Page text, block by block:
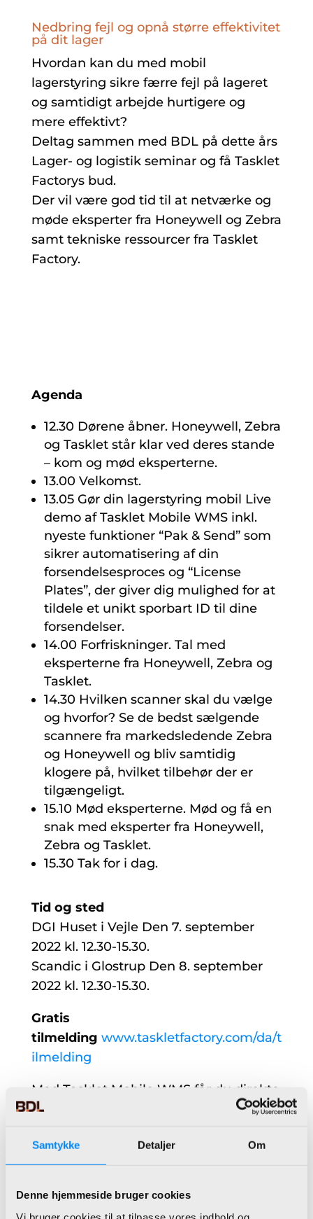
Samtykke Detaljer Om
Denne hjemmeside bruger cookies
Nedbring fejl og opnå større effektivitet
på dit lager
Hvordan kan du med mobil
lagerstyring sikre færre fejl på lageret
og samtidigt arbejde hurtigere og
mere effektivt?
Deltag sammen med BDL på dette års
Lager- og logistik seminar og få Tasklet
Factorys bud.
Der vil være god tid til at netværke og
møde eksperter fra Honeywell og Zebra
samt tekniske ressourcer fra Tasklet
Factory.
Agenda
12.30 Dørene åbner. Honeywell, Zebra
og Tasklet står klar ved deres stande
– kom og mød eksperterne.
13.00 Velkomst.
13.05 Gør din lagerstyring mobil Live
demo af Tasklet Mobile WMS inkl.
nyeste funktioner “Pak & Send” som
sikrer automatisering af din
forsendelsesproces og “License
Plates”, der giver dig mulighed for at
tildele et unikt sporbart ID til dine
forsendelser.
14.00 Forfriskninger. Tal med
eksperterne fra Honeywell, Zebra og
Tasklet.
14.30 Hvilken scanner skal du vælge
og hvorfor? Se de bedst sælgende
scannere fra markedsledende Zebra
og Honeywell og bliv samtidig
klogere på, hvilket tilbehør der er
tilgængeligt.
15.10 Mød eksperterne. Mød og få en
snak med eksperter fra Honeywell,
Zebra og Tasklet.
15.30 Tak for i dag.
Tid og sted
DGI Huset i Vejle Den 7. september
2022 kl. 12.30-15.30.
Scandic i Glostrup Den 8. september
2022 kl. 12.30-15.30.
Gratis
tilmelding www.taskletfactory.com/da/t
ilmelding
Med Tasklet Mobile WMS får du direkte
integration til Microsoft Dynamics 365
ERP-system og løsningen kan nemt
tilpasses dine behov.
Tasklet FactoryogBDLønsker dig en